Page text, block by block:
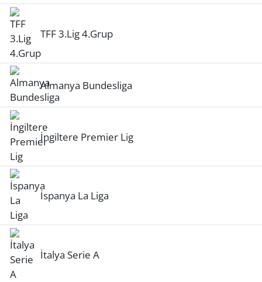
TFF 3.Lig 4.Grup
Almanya Bundesliga
İngiltere Premier Lig
İspanya La Liga
İtalya Serie A